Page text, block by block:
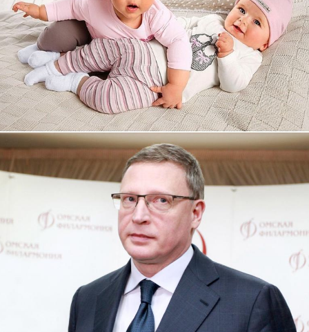
Увеличили выручку интернет-
магазину topdatop.ru на 25%!
Смотреть проект
Сайт кандидата в губернаторы
Буркова Александра Леонидовича
Смотреть проект